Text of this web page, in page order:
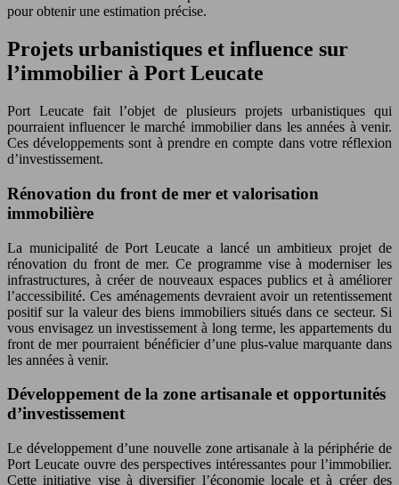
pour obtenir une estimation précise.
Projets urbanistiques et influence sur
l’immobilier à Port Leucate
Port Leucate fait l’objet de plusieurs projets urbanistiques qui
pourraient influencer le marché immobilier dans les années à venir.
Ces développements sont à prendre en compte dans votre réflexion
d’investissement.
Rénovation du front de mer et valorisation
immobilière
La municipalité de Port Leucate a lancé un ambitieux projet de
rénovation du front de mer. Ce programme vise à moderniser les
infrastructures, à créer de nouveaux espaces publics et à améliorer
l’accessibilité. Ces aménagements devraient avoir un retentissement
positif sur la valeur des biens immobiliers situés dans ce secteur. Si
vous envisagez un investissement à long terme, les appartements du
front de mer pourraient bénéficier d’une plus-value marquante dans
les années à venir.
Développement de la zone artisanale et opportunités
d’investissement
Le développement d’une nouvelle zone artisanale à la périphérie de
Port Leucate ouvre des perspectives intéressantes pour l’immobilier.
Cette initiative vise à diversifier l’économie locale et à créer des